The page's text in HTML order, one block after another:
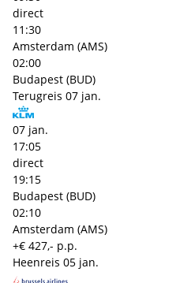
direct
11:30
Amsterdam (AMS)
02:00
Budapest (BUD)
Terugreis 07 jan.
07 jan.
17:05
direct
19:15
Budapest (BUD)
02:10
Amsterdam (AMS)
+€ 427,- p.p.
Heenreis 05 jan.